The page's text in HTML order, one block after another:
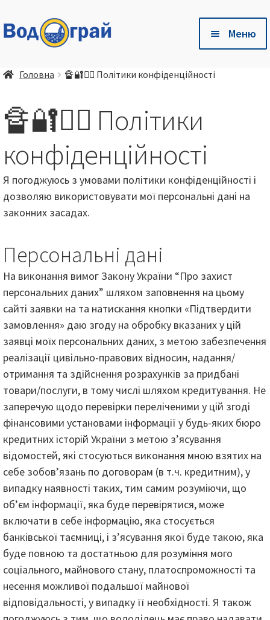
Перейти
до
Перейти
до
Меню
🛒 Магазин
Є питання❓ – Готові відповіді тут❗
🤝 Співпраця
📦 💳 Доставка та оплата
Головна 🔏🔐🕵️‍♂️ Політики конфіденційності
🔏🔐🕵️‍♂️ Політики
конфіденційності
Я погоджуюсь з умовами політики конфіденційності і
дозволяю використовувати мої персональні дані на
законних засадах.
Персональні дані
На виконання вимог Закону України “Про захист
персональних даних” шляхом заповнення на цьому
сайті заявки на та натискання кнопки «Підтвердити
замовлення» даю згоду на обробку вказаних у цій
заявці моїх персональних даних, з метою забезпечення
реалізації цивільно-правових відносин, надання/
отримання та здійснення розрахунків за придбані
товари/послуги, в тому числі шляхом кредитування. Не
заперечую щодо перевірки переліченими у цій згоді
фінансовими установами інформації у будь-яких бюро
кредитних історій України з метою з’ясування
відомостей, які стосуються виконання мною взятих на
себе зобов’язань по договорам (в т.ч. кредитним), у
випадку наявності таких, тим самим розуміючи, що
об’єм інформації, яка буде перевірятися, може
включати в себе інформацію, яка стосується
банківської таємниці, і з’ясування якої буде такою, яка
буде повною та достатньою для розуміння мого
соціального, майнового стану, платоспроможності та
несення можливої подальшої майнової
відповідальності, у випадку її необхідності. Я також